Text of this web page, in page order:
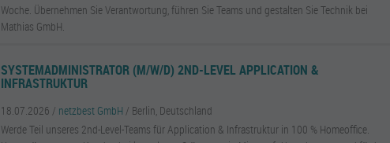
Woche. Übernehmen Sie Verantwortung, führen Sie Teams und gestalten Sie Technik bei
Mathias GmbH.
SYSTEMADMINISTRATOR (M/W/D) 2ND-LEVEL APPLICATION &
INFRASTRUKTUR
18.07.2026 / netzbest GmbH / Berlin, Deutschland
Werde Teil unseres 2nd-Level-Teams für Application & Infrastruktur in 100 % Homeoffice.